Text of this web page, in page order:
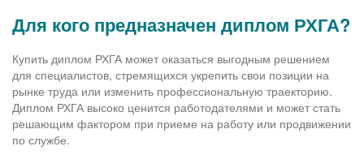
Для кого предназначен диплом РХГА?
Купить диплом РХГА может оказаться выгодным решением
для специалистов, стремящихся укрепить свои позиции на
рынке труда или изменить профессиональную траекторию.
Диплом РХГА высоко ценится работодателями и может стать
решающим фактором при приеме на работу или продвижении
по службе.